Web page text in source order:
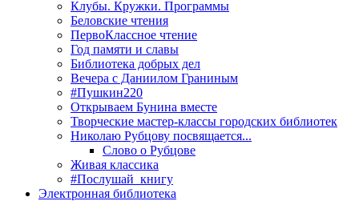
Клубы. Кружки. Программы
Беловские чтения
ПервоКлассное чтение
Год памяти и славы
Библиотека добрых дел
Вечера с Даниилом Граниным
#Пушкин220
Открываем Бунина вместе
Творческие мастер-классы городских библиотек
Николаю Рубцову посвящается...
Слово о Рубцове
Живая классика
#Послушай_книгу
Электронная библиотека